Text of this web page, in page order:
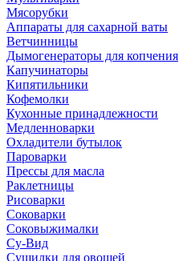
Мясорубки
Аппараты для сахарной ваты
Ветчинницы
Дымогенераторы для копчения
Капучинаторы
Кипятильники
Кофемолки
Кухонные принадлежности
Медленноварки
Охладители бутылок
Пароварки
Прессы для масла
Раклетницы
Рисоварки
Соковарки
Соковыжималки
Су-Вид
Сушилки для овощей